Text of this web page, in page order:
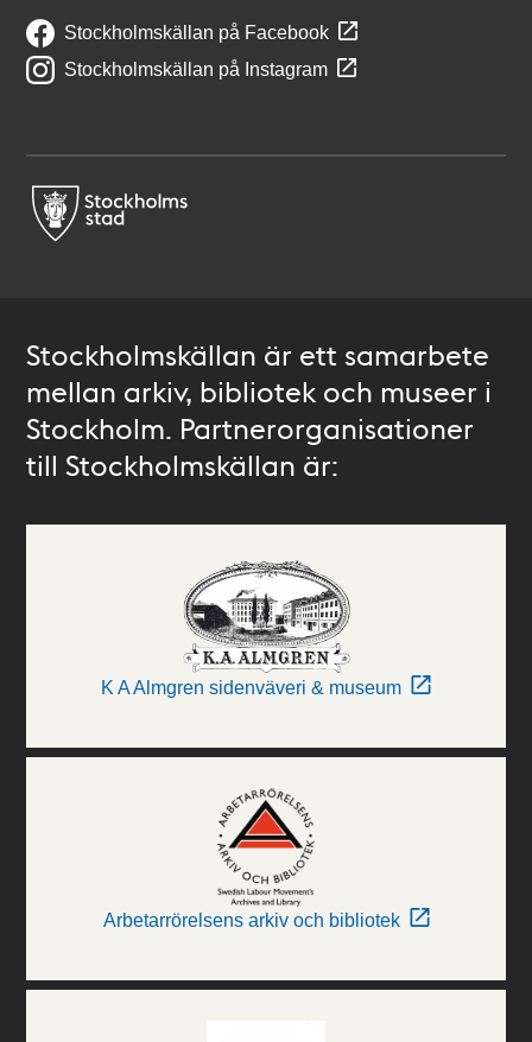
Stockholmskällan på Facebook
Stockholmskällan på Instagram
Stockholmskällan är ett samarbete
mellan arkiv, bibliotek och museer i
Stockholm. Partnerorganisationer
till Stockholmskällan är:
K A Almgren sidenväveri & museum
Arbetarrörelsens arkiv och bibliotek